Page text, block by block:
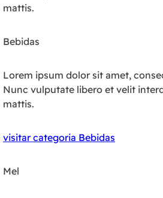
mattis.
Bebidas
Lorem ipsum dolor sit amet,
Nunc vulputate libero et velit
mattis.
visitar categoria Bebidas
Mel